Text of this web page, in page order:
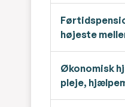
højeste
Økonomisk
pleje,